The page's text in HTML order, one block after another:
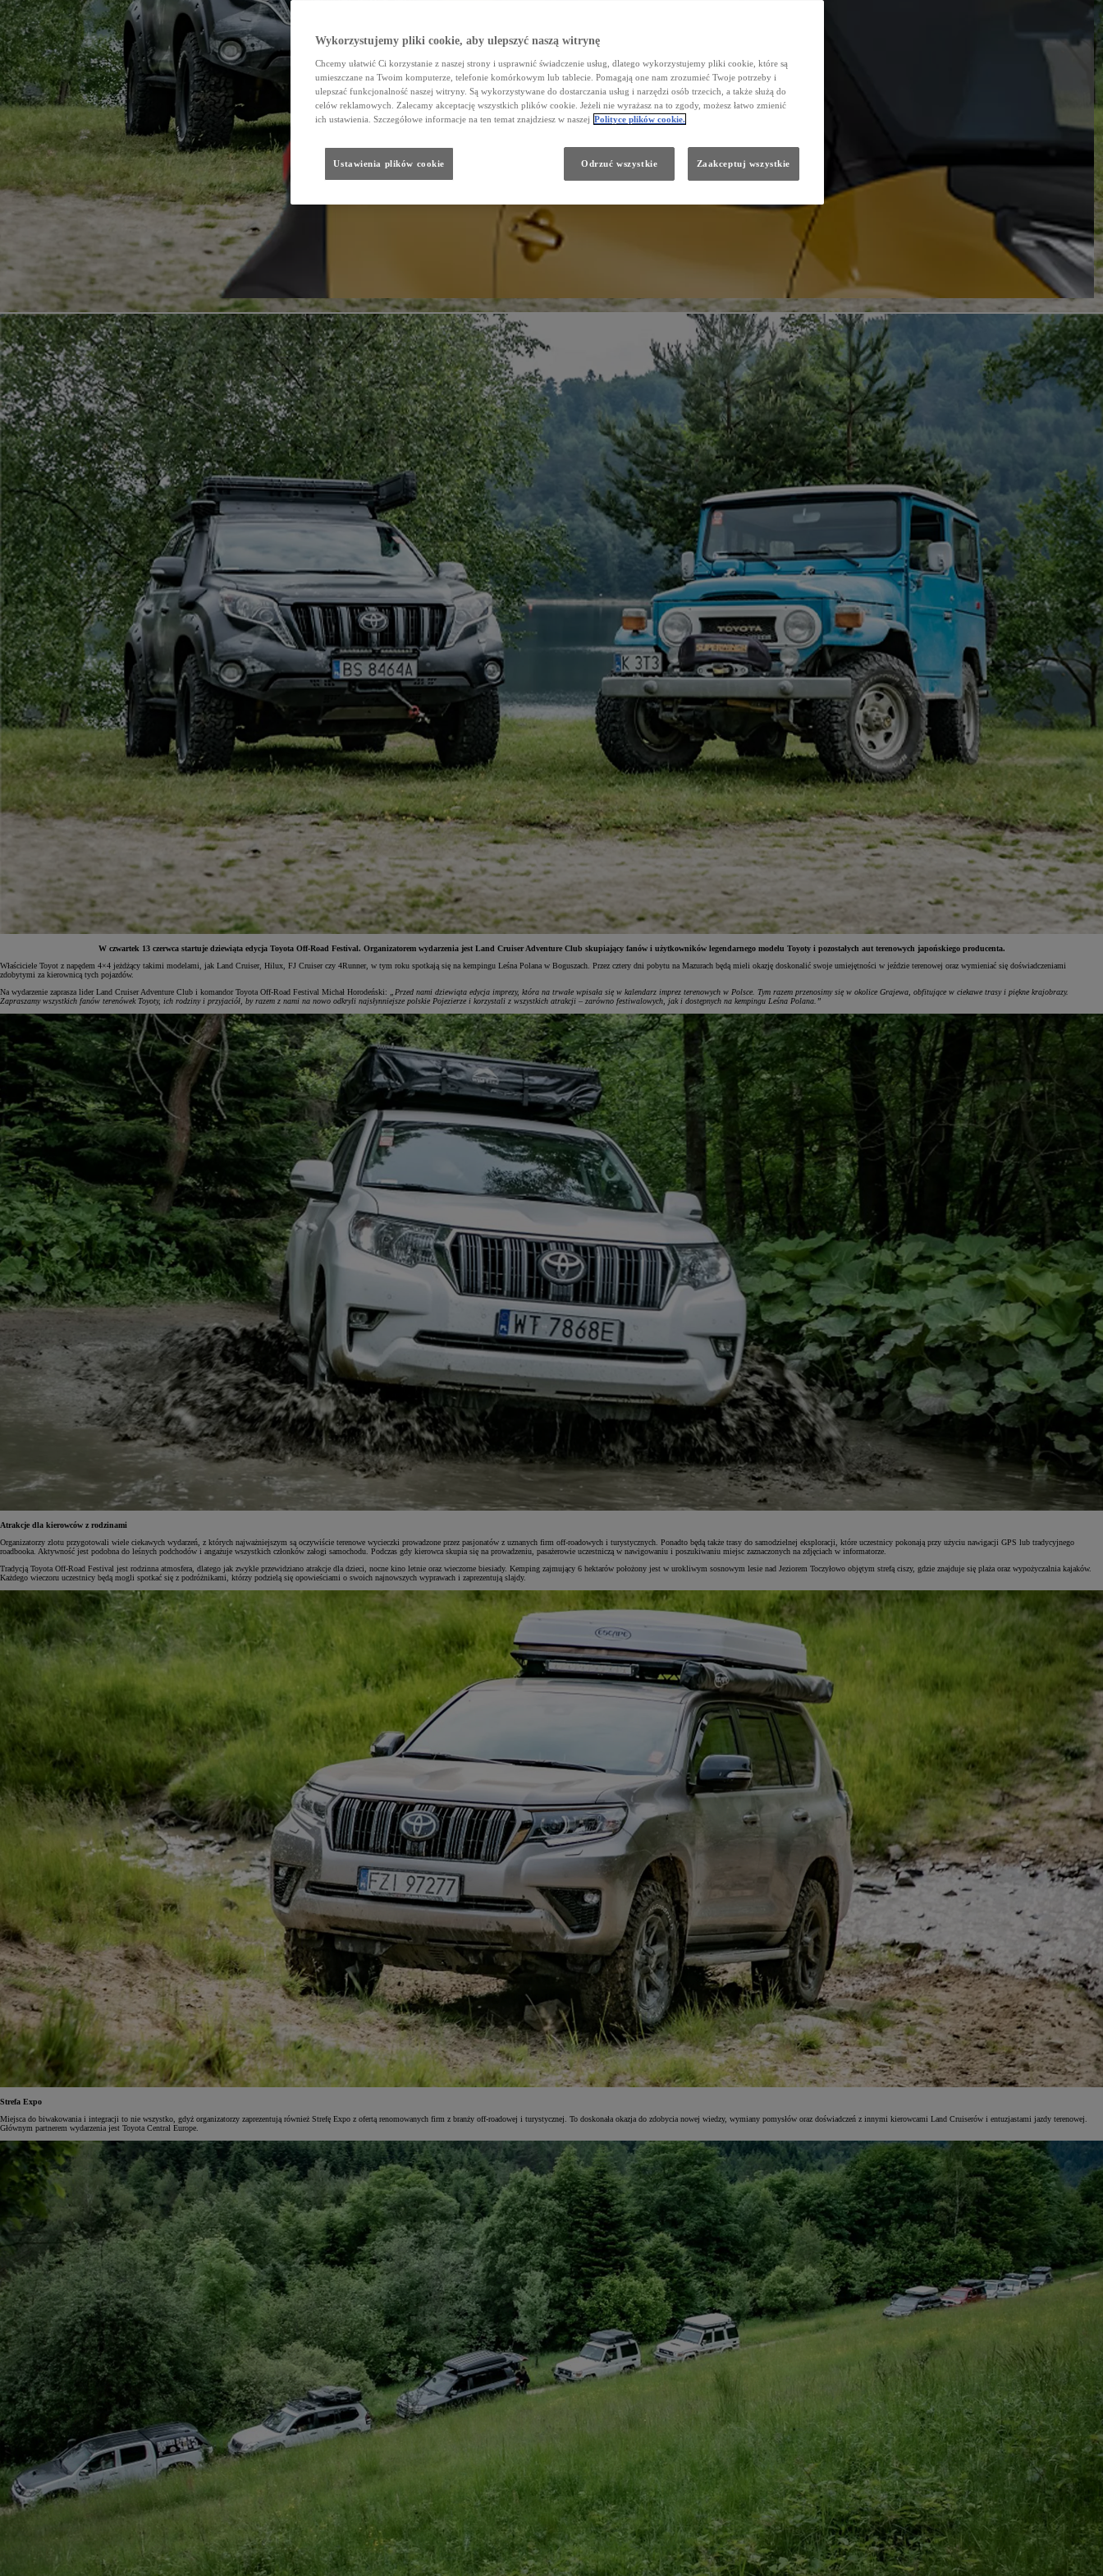
Od 81 900 zł
Yaris Cross
HYBRID
Od 105 300 zł
Corolla Hatchback
HYBRID
W czwartek 13 czerwca startuje dziewiąta edycja Toyota Off-Road Festival. Organizatorem wydarzenia jest Land Cruiser Adventure Club skupiający fanów i użytkowników legendarnego modelu Toyoty i pozostałych aut terenowych japońskiego producenta.
Właściciele Toyot z napędem 4×4 jeżdżący takimi modelami, jak Land Cruiser, Hilux, FJ Cruiser czy 4Runner, w tym roku spotkają się na kempingu Leśna Polana w Boguszach. Przez cztery dni pobytu na Mazurach będą mieli okazję doskonalić swoje umiejętności w jeździe terenowej oraz wymieniać się doświadczeniami
zdobytymi za kierownicą tych pojazdów.
Na wydarzenie zaprasza lider Land Cruiser Adventure Club i komandor Toyota Off-Road Festival Michał Horodeński: „Przed nami dziewiąta edycja imprezy, która na trwałe wpisała się w kalendarz imprez terenowych w Polsce. Tym razem przenosimy się w okolice Grajewa, obfitujące w ciekawe trasy i piękne krajobrazy.
Zapraszamy wszystkich fanów terenówek Toyoty, ich rodziny i przyjaciół, by razem z nami na nowo odkryli najsłynniejsze polskie Pojezierze i korzystali z wszystkich atrakcji – zarówno festiwalowych, jak i dostępnych na kempingu Leśna Polana.”
Atrakcje dla kierowców z rodzinami
Organizatorzy zlotu przygotowali wiele ciekawych wydarzeń, z których najważniejszym są oczywiście terenowe wycieczki prowadzone przez pasjonatów z uznanych firm off-roadowych i turystycznych. Ponadto będą także trasy do samodzielnej eksploracji, które uczestnicy pokonają przy użyciu nawigacji GPS lub tradycyjnego
roadbooka. Aktywność jest podobna do leśnych podchodów i angażuje wszystkich członków załogi samochodu. Podczas gdy kierowca skupia się na prowadzeniu, pasażerowie uczestniczą w nawigowaniu i poszukiwaniu miejsc zaznaczonych na zdjęciach w informatorze.
Tradycją Toyota Off-Road Festival jest rodzinna atmosfera, dlatego jak zwykle przewidziano atrakcje dla dzieci, nocne kino letnie oraz wieczorne biesiady. Kemping zajmujący 6 hektarów położony jest w urokliwym sosnowym lesie nad Jeziorem Toczyłowo objętym strefą ciszy, gdzie znajduje się plaża oraz wypożyczalnia kajaków.
Każdego wieczoru uczestnicy będą mogli spotkać się z podróżnikami, którzy podzielą się opowieściami o swoich najnowszych wyprawach i zaprezentują slajdy.
Strefa Expo
Miejsca do biwakowania i integracji to nie wszystko, gdyż organizatorzy zaprezentują również Strefę Expo z ofertą renomowanych firm z branży off-roadowej i turystycznej. To doskonała okazja do zdobycia nowej wiedzy, wymiany pomysłów oraz doświadczeń z innymi kierowcami Land Cruiserów i entuzjastami jazdy terenowej.
Głównym partnerem wydarzenia jest Toyota Central Europe.
Wykorzystujemy pliki cookie, aby ulepszyć naszą witrynę
Chcemy ułatwić Ci korzystanie z naszej strony i usprawnić świadczenie usług, dlatego wykorzystujemy pliki cookie, które są
umieszczane na Twoim komputerze, telefonie komórkowym lub tablecie. Pomagają one nam zrozumieć Twoje potrzeby i
ulepszać funkcjonalność naszej witryny. Są wykorzystywane do dostarczania usług i narzędzi osób trzecich, a także służą do
celów reklamowych. Zalecamy akceptację wszystkich plików cookie. Jeżeli nie wyrażasz na to zgody, możesz łatwo zmienić
ich ustawienia. Szczegółowe informacje na ten temat znajdziesz w naszej Polityce plików cookie.
Odrzuć wszystkie Zaakceptuj wszystkie
Ustawienia plików cookie